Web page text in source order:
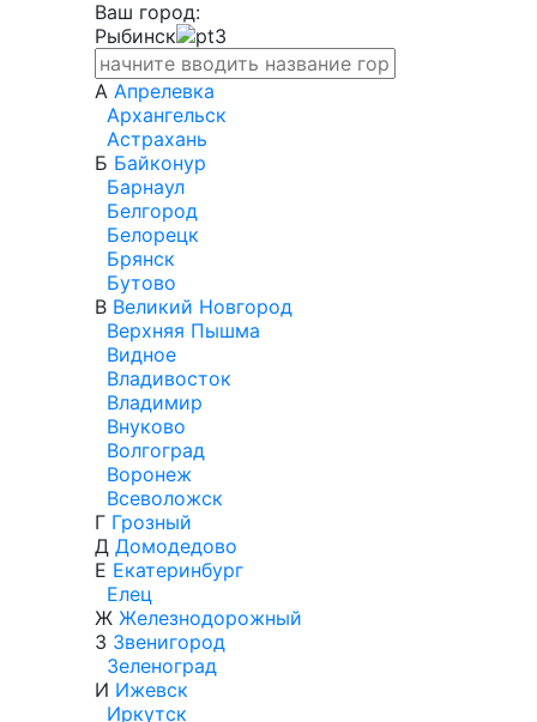
Ваш город:
Рыбинск
А Апрелевка
Архангельск
Астрахань
Б Байконур
Барнаул
Белгород
Белорецк
Брянск
Бутово
В Великий Новгород
Верхняя Пышма
Видное
Владивосток
Владимир
Внуково
Волгоград
Воронеж
Всеволожск
Г Грозный
Д Домодедово
Е Екатеринбург
Елец
Ж Железнодорожный
З Звенигород
Зеленоград
И Ижевск
Иркутск